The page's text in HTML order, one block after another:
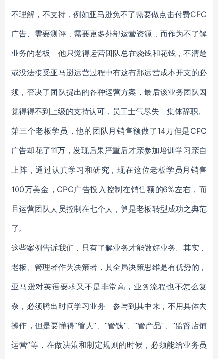
不理解，不支持，例如亚马逊免不了需要做点击付费CPC
广告、需要测评，需要更多外部运营资源，而作为不了解
业务的老板，他只觉得运营团队总在烧钱和花钱，不清楚
或没法接受亚马逊运营过程中有这有那运营成本开支的必
须，否决了团队提出的各种运营方案，最后该业务团队因
觉得得不到上级的支持认可，员工士气尽失，集体辞职。
第三个老板学员，他的团队月销售额做了14万但是CPC
广告却花了11万，发现后果严重后才亲参加培训学习亲自
上阵，通过认真学习和研究，现在这位老板学员月销售
100万美金，CPC广告投入控制在销售额的6%左右，而
且运营团队人员控制在七个人，算是老板转型成功之典范
了。
这些案例告诉我们，只有了解业务才能做好业务。其实，
老板、管理者作为决策者，其全局决策思维是有优势的，
亚马逊对英语要求又不是非常高，业务流程也不怎么复
杂，必须腾出时间学习业务，参与到其中来，不用具体去
操作，但是要懂得“管人”、“管钱”、“管产品”、“监督店铺
运营”等，在做决策和制定规则的时候，必须能给业务员